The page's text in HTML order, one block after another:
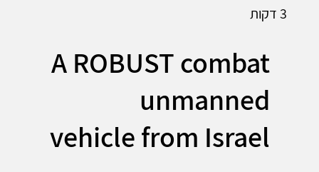
3 דקות
A ROBUST combat
unmanned
vehicle from Israel